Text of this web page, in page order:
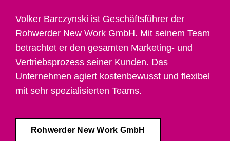
Volker Barczynski ist Geschäftsführer der
Rohwerder New Work GmbH. Mit seinem Team
betrachtet er den gesamten Marketing- und
Vertriebsprozess seiner Kunden. Das
Unternehmen agiert kostenbewusst und flexibel
mit sehr spezialisierten Teams.
Rohwerder New Work GmbH